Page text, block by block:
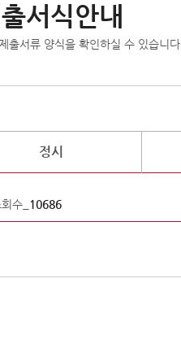
서식안내
출서류 양식을 확인하실 수 있습니다.
정시
수_ 10686